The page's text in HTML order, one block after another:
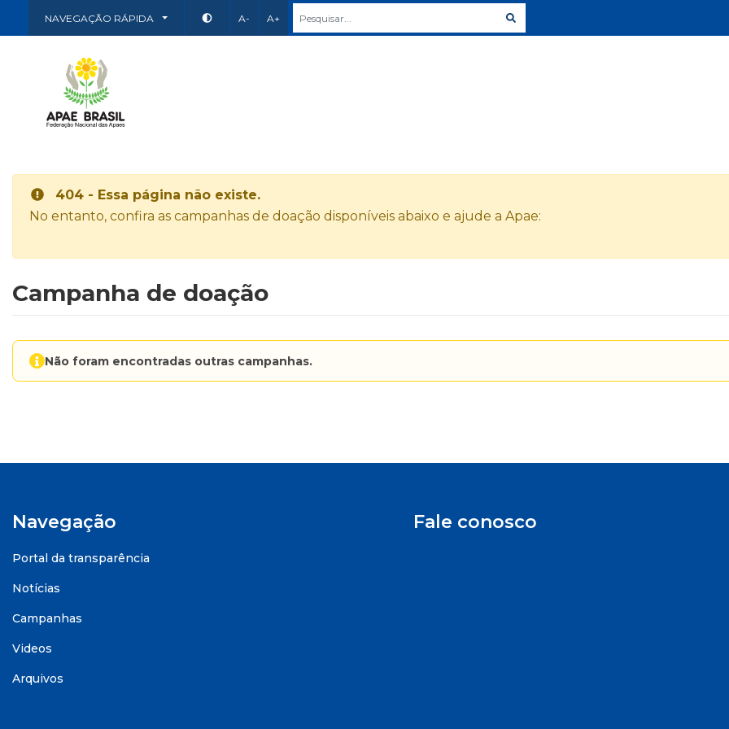
NAVEGAÇÃO RÁPIDA A- A+
404 - Essa página não existe.
No entanto, confira as campanhas de doação disponíveis abaixo e ajude a Apae:
Campanha de doação
Não foram encontradas outras campanhas.
Navegação
Portal da transparência
Notícias
Campanhas
Videos
Arquivos
Fale conosco